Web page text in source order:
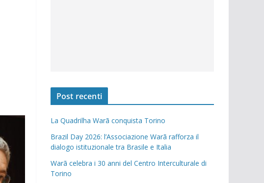
Post recenti
La Quadrilha Warã conquista Torino
Brazil Day 2026: l’Associazione Warã rafforza il
dialogo istituzionale tra Brasile e Italia
Warã celebra i 30 anni del Centro Interculturale di
Torino